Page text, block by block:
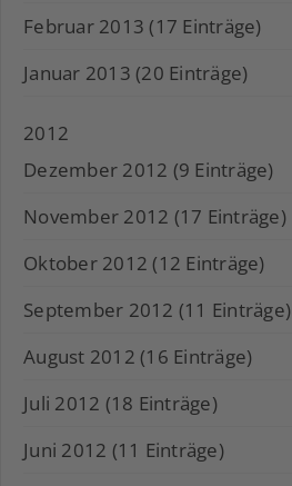
Februar 2013 (17 Einträge)
Januar 2013 (20 Einträge)
2012
Dezember 2012 (9 Einträge)
November 2012 (17 Einträge)
Oktober 2012 (12 Einträge)
September 2012 (11 Einträge)
August 2012 (16 Einträge)
Juli 2012 (18 Einträge)
Juni 2012 (11 Einträge)